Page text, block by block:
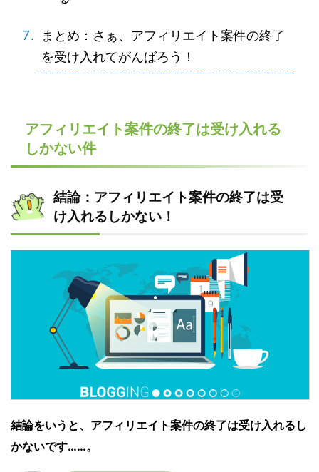
まとめ：さぁ、アフィリエイト案件の終了
を受け入れてがんばろう！
アフィリエイト案件の終了は受け入れる
しかない件
結論：アフィリエイト案件の終了は受
け入れるしかない！
結論をいうと、アフィリエイト案件の終了は受け入れるし
かないです……。